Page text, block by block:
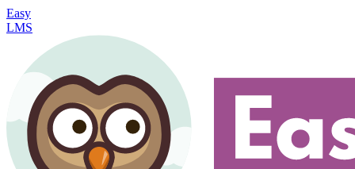
Easy
LMS